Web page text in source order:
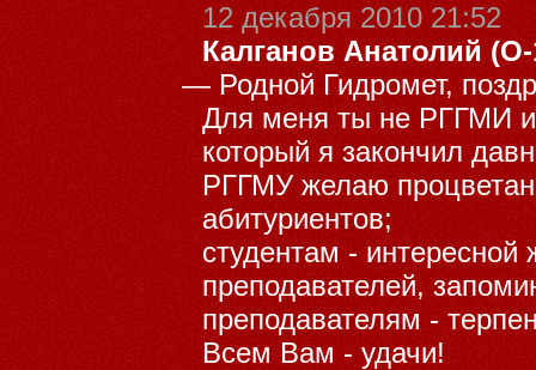
12 декабря 2010 21:52
Калганов Анатолий (О-
—Родной Гидромет,
Для меня ты не РГГМИ
который я закончил
РГГМУ желаю
абитуриентов;
студентам -
преподавателей,
преподавателям -
Всем Вам - удачи!